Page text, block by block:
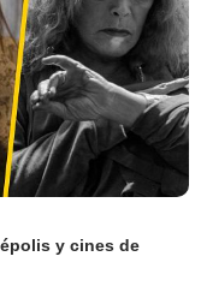
y cines de